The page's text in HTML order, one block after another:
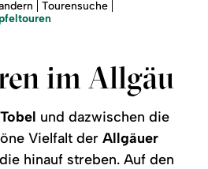
Tourensuche
im Allgäu
Tobel und dazwischen die
Vielfalt derAllgäuer
hinauf streben. Auf den